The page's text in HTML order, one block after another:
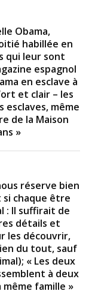
Obama,
habillée en
qui leur sont
espagnol
en esclave à
et clair – les
même
de la Maison
»
réserve bien
si chaque être
: Il suffirait de
détails et
les découvrir,
du tout, sauf
« Les deux
à deux
famille »